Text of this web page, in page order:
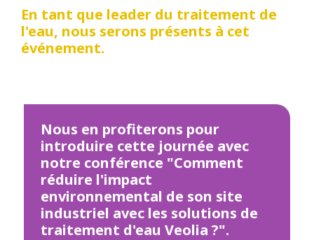
En tant que leader du traitement de
l'eau, nous serons présents à cet
événement.
Nous en profiterons pour
introduire cette journée avec
notre conférence "Comment
réduire l'impact
environnemental de son site
industriel avec les solutions de
traitement d'eau Veolia ?".